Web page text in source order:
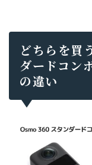
どちらを買
ダードコン
の違い